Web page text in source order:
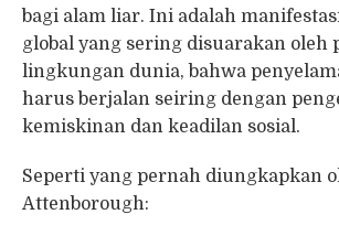
bagi alam liar. Ini adalah
global yang sering disuarakan oleh
lingkungan dunia, bahwa
harus berjalan seiring dengan
kemiskinan dan keadilan sosial.
Seperti yang pernah diungkapkan
Attenborough: